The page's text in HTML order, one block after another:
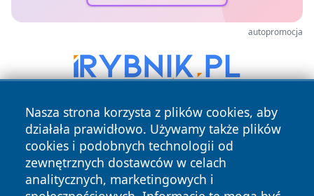
autopromocja
Nasza strona korzysta z plików cookies, aby
działała prawidłowo. Używamy także plików
cookies i podobnych technologii od
zewnętrznych dostawców w celach
analitycznych, marketingowych i